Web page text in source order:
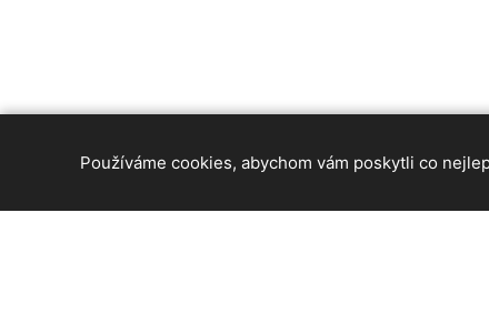
Používáme cookies, abychom vám poskytli co